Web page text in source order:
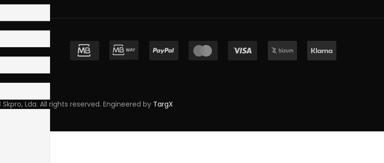
Lda. All rights reserved. Engineered by TargX